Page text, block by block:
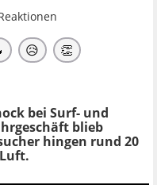
😥 👏
bei Surf- und
blieb
hingen rund 20